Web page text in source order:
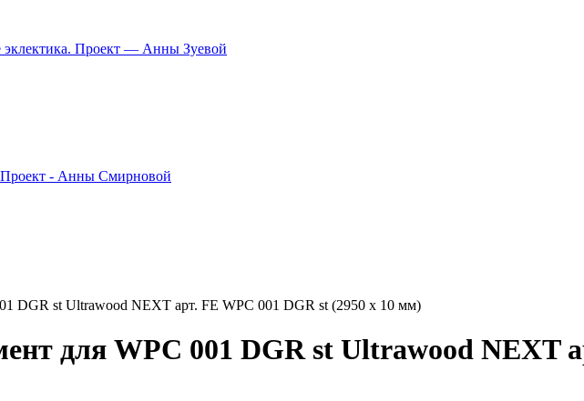
эклектика. Проект — Анны Зуевой
Проект - Анны Смирновой
DGR st Ultrawood NEXT арт. FE WPC 001 DGR st (2950 х 10 мм)
для WPC 001 DGR st Ultrawood NEXT